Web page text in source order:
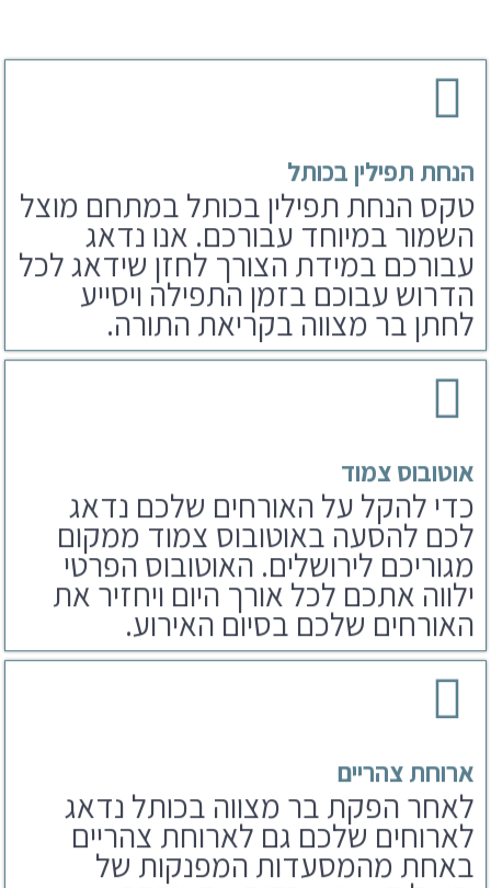
הנחת תפילין בכותל
השמור במיוחד עבורכם. אנו נדאג
עבורכם במידת הצורך לחזן שידאג לכל
הדרוש עבוכם בזמן התפילה ויסייע
לחתן בר מצווה בקריאת התורה.
אוטובוס צמוד
לכם להסעה באוטובוס צמוד ממקום
מגוריכם לירושלים. האוטובוס הפרטי
ילווה אתכם לכל אורך היום ויחזיר את
האורחים שלכם בסיום האירוע.
ארוחת צהריים
לארוחים שלכם גם לארוחת צהריים
באחת מהמסעדות המפנקות של
ירושלים. אנו עובדים עם מבחר
מסעדות שתוכלו לבחור מבניהם.